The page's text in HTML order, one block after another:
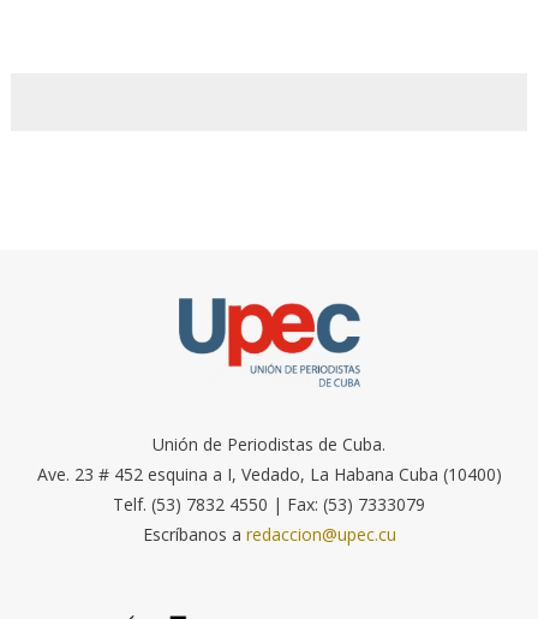
Unión de Periodistas de Cuba.
Ave. 23 # 452 esquina a I, Vedado, La Habana Cuba (10400)
Telf. (53) 7832 4550 | Fax: (53) 7333079
Escríbanos a redaccion@upec.cu